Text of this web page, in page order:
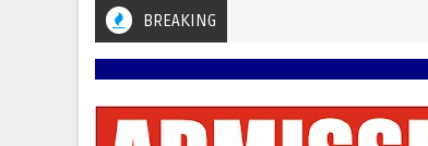
BREAKING